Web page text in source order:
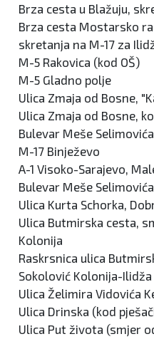
Brza cesta u Blažuju,
Brza cesta Mostarsko
skretanja na M-17 za
M-5 Rakovica (kod OŠ)
M-5 Gladno polje
Ulica Zmaja od Bosne,
Ulica Zmaja od Bosne,
Bulevar Meše
M-17 Binježevo
A-1 Visoko-Sarajevo,
Bulevar Meše
Ulica Kurta Schorka,
Ulica Butmirska cesta,
Kolonija
Raskrsnica ulica
Sokolović Kolonija-Ilidža
Ulica Želimira Vidovića
Ulica Drinska (kod
Ulica Put života (smjer